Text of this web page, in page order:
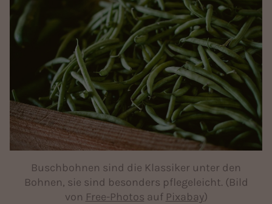
Buschbohnen sind die Klassiker unter den
Bohnen, sie sind besonders pflegeleicht. (Bild
von Free-Photos auf Pixabay)